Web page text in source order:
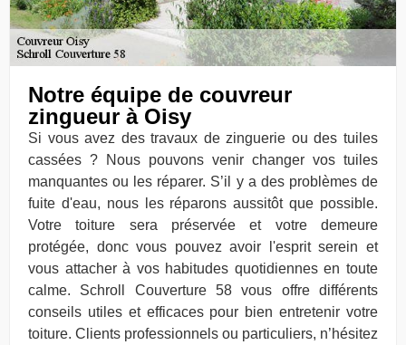
Notre équipe de couvreur
zingueur à Oisy
Si vous avez des travaux de zinguerie ou des tuiles
cassées ? Nous pouvons venir changer vos tuiles
manquantes ou les réparer. S’il y a des problèmes de
fuite d'eau, nous les réparons aussitôt que possible.
Votre toiture sera préservée et votre demeure
protégée, donc vous pouvez avoir l'esprit serein et
vous attacher à vos habitudes quotidiennes en toute
calme. Schroll Couverture 58 vous offre différents
conseils utiles et efficaces pour bien entretenir votre
toiture. Clients professionnels ou particuliers, n’hésitez